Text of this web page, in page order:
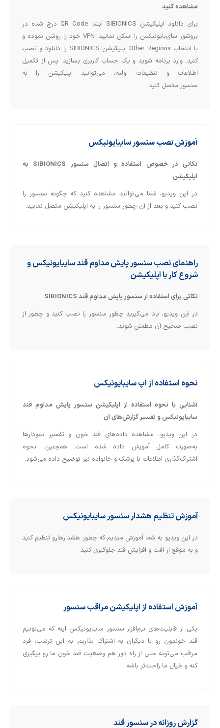
مشاهده کنید
برای دانلود اپلیکیشن SIBIONICS ابتدا QR Code درج شده در
بروشور سای‌بایونیکس را اسکن نمایید. VPN خود را روشن نموده و
با انتخاب Other Regions اپلیکیشن SIBIONICS را دانلود و نصب
کنید. وارد برنامه شوید و یک حساب کاربری بسازید. پس از تکمیل
اطلاعات و تنظیمات اولیه، می‌توانید اپلیکیشن را به
سنسور متصل کنید.
آموزش نصب سنسور سایبایونیکس
نکاتی در خصوص استفاده و اتصال سنسور SIBIONICS به
اپلیکیشن
در این ویدیو، شما می‌توانید مشاهده کنید که چگونه سنسور را
نصب کنید و بعد از آن چطور سنسور را به اپلیکیشن متصل نمایید.
راهنمای نصب سنسور پایش مداوم قند سایبایونیکس و
شروع کار با اپلیکیشن
نکاتی برای استفاده از سنسور پایش مداوم قند SIBIONICS
در این ویدیو، یاد می‌گیرید چطور سنسور را نصب کنید و چطور از
نصب صحیح آن مطمئن شوید.
نحوه استفاده از اپ سایبایونیکس
آشنایی با نحوه استفاده از اپلیکیشن سنسور پایش مداوم قند
سایبایونیکس و تفسیر گزارش‌های آن
در این ویدیو، مشاهده داده‌های قند خون و تفسیر نمودارها
به‌صورت کامل آموزش داده شده است. همچنین، نحوه
اشتراک‌گذاری اطلاعات با پزشک و خانواده نیز توضیح داده می‌شود.
آموزش تنظیم هشدار سنسور سایبایونیکس
در این ویدیو به شما آموزش میدیم که چطور هشدارهارو تنظیم کنید
و به موقع از افت و افزایش قند جلوگیری کنید
آموزش استفاده از اپلیکیشن مراقب سنسور
یکی از قابلیت‌های نرم‌افزار سنسور سایبایونیکس اینه که می‌تونیم
قند خونمون رو با دیگران به اشتراک بذاریم. به این ترتیب، فرد
مراقب می‌تونه حتی از راه دور هم وضعیت قند خون ما رو پیگیری
کنه و خیال ما راحت‌تر باشه.
گزارش روزانه در سنسور قند